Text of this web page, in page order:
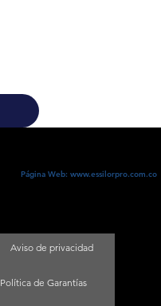
Aviso de privacidad
Política de Garantías
Página Web: www.essilorpro.com.co